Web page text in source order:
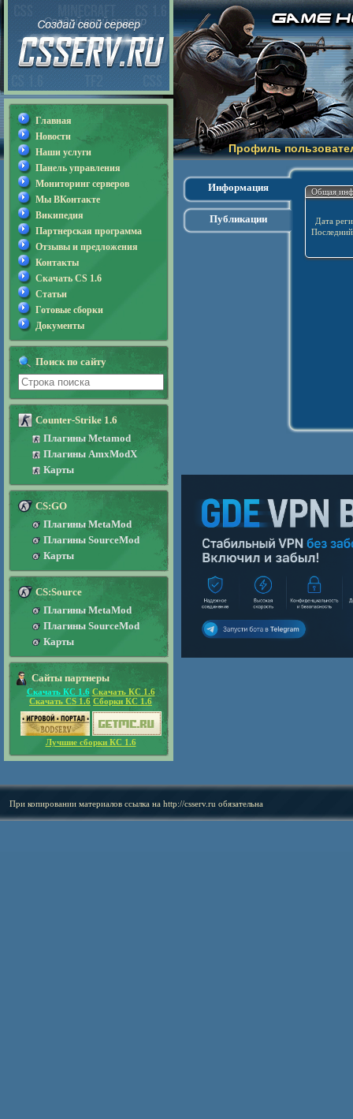
Профиль
Общая
Дата
Информация
Публикации
Главная
Новости
Наши услуги
Панель управления
Мониторинг серверов
Мы ВКонтакте
Википедия
Партнерская программа
Отзывы и предложения
Контакты
Скачать CS 1.6
Статьи
Готовые сборки
Документы
Поиск по сайту
Counter-Strike 1.6
Плагины Metamod
Плагины AmxModX
Карты
CS:GO
Плагины MetaMod
Плагины SourceMod
Карты
CS:Source
Плагины MetaMod
Плагины SourceMod
Карты
Сайты партнеры
Скачать КС 1.6 Скачать КС 1.6
Скачать CS 1.6 Сборки КС 1.6
Лучшие сборки КС 1.6
При копировании материалов ссылка на http://csserv.ru обязательна